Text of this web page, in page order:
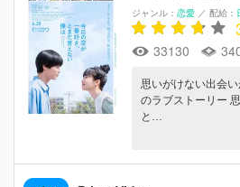
ジャンル： 恋愛 ／ 配給：
33130
思いがけない出会
のラブストーリー
と…